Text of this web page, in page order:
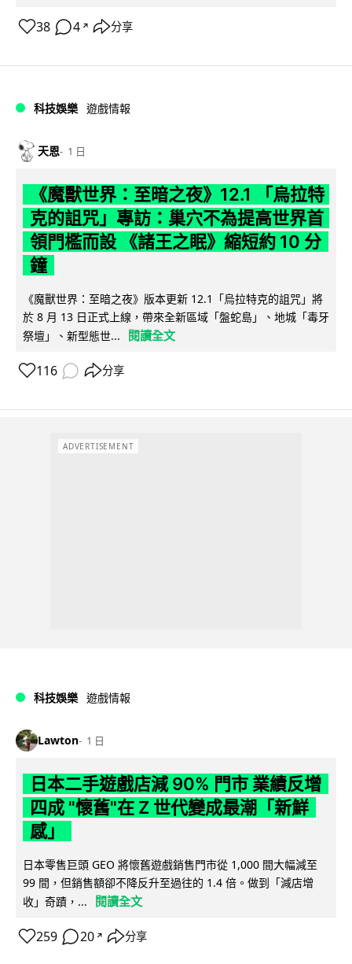
38 4 ↗ 分享
科技娛樂 遊戲情報
天恩 1 日
《魔獸世界：至暗之夜》12.1 「烏拉特
克的詛咒」專訪：巢穴不為提高世界首
領門檻而設 《諸王之眠》縮短約 10 分
鐘
《魔獸世界：至暗之夜》版本更新 12.1「烏拉特克的詛咒」將
於 8 月 13 日正式上線，帶來全新區域「盤蛇島」、地城「毒牙
祭壇」、新型態世...
閱讀全文
116 分享
ADVERTISEMENT
科技娛樂 遊戲情報
Lawton 1 日
日本二手遊戲店減 90% 門市 業績反增
四成 "懷舊"在 Z 世代變成最潮「新鮮
感」
日本零售巨頭 GEO 將懷舊遊戲銷售門市從 1,000 間大幅減至
99 間，但銷售額卻不降反升至過往的 1.4 倍。做到「減店增
收」奇蹟，...
閱讀全文
259 20 ↗ 分享